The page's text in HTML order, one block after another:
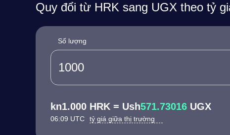
Quy đổi từ HRK sang UGX theo tỷ
Số lượng
kn1.000 HRK = Ush571.73016 UGX
06:09 UTC tỷ giá giữa thị trường